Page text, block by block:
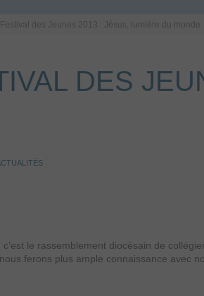
Festival des Jeunes 2013 : Jésus, lumière du monde
DES
le rassemblement diocésain de
ferons plus ample connaissance avec